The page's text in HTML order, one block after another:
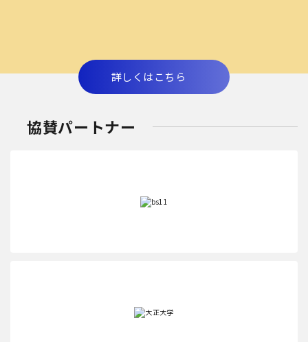
詳しくはこちら
協賛パートナー